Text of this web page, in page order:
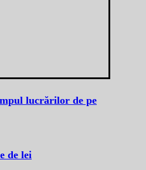
lucrărilor de pe
de lei